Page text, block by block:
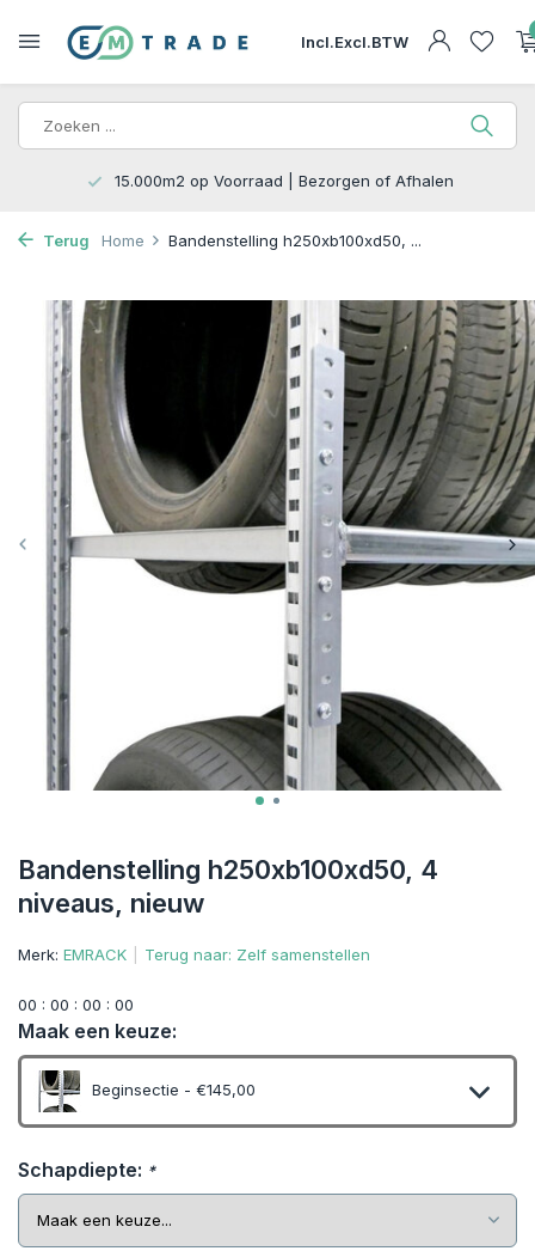
Incl.Excl.BTW
15.000m2 op Voorraad | Bezorgen of Afhalen
Terug Home Bandenstelling h250xb100xd50, ...
Bandenstelling h250xb100xd50, 4
niveaus, nieuw
Merk: EMRACK Terug naar: Zelf samenstellen
00 : 00 : 00 : 00
Maak een keuze:
Beginsectie - €145,00
Schapdiepte: *